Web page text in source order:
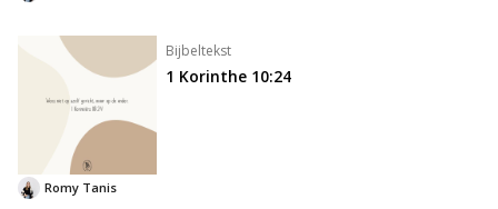
Bijbeltekst
1 Korinthe 10:24
Romy Tanis